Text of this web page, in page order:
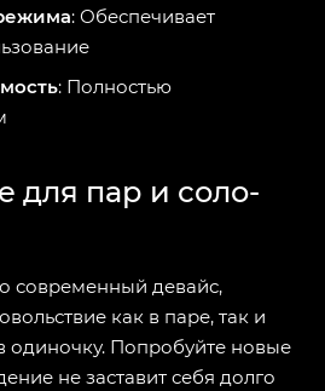
: Обеспечивает
: Полностью
для пар и соло-
современный девайс,
как в паре, так и
одиночку. Попробуйте новые
не заставит себя долго